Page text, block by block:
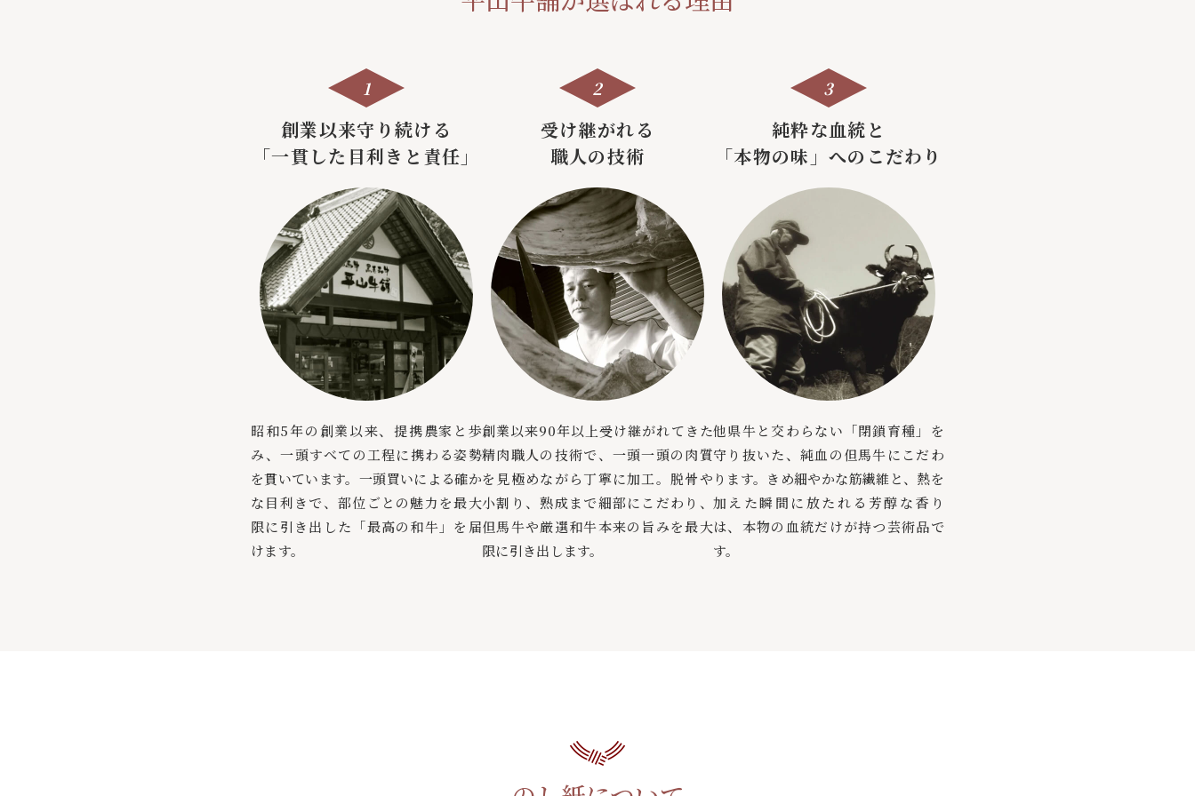
1
創業以来守り続ける
「一貫した目利きと責任」
昭和5年の創業以来、提携農家と歩
み、一頭すべての工程に携わる姿勢
を貫いています。一頭買いによる確か
な目利きで、部位ごとの魅力を最大
限に引き出した「最高の和牛」を届
けます。
2
受け継がれる
職人の技術
創業以来90年以上受け継がれてきた
精肉職人の技術で、一頭一頭の肉質
を見極めながら丁寧に加工。脱骨や
小割り、熟成まで細部にこだわり、
但馬牛や厳選和牛本来の旨みを最大
限に引き出します。
3
純粋な血統と
「本物の味」へのこだわり
他県牛と交わらない「閉鎖育種」を
守り抜いた、純血の但馬牛にこだわ
ります。きめ細やかな筋繊維と、熱を
加えた瞬間に放たれる芳醇な香り
は、本物の血統だけが持つ芸術品で
す。